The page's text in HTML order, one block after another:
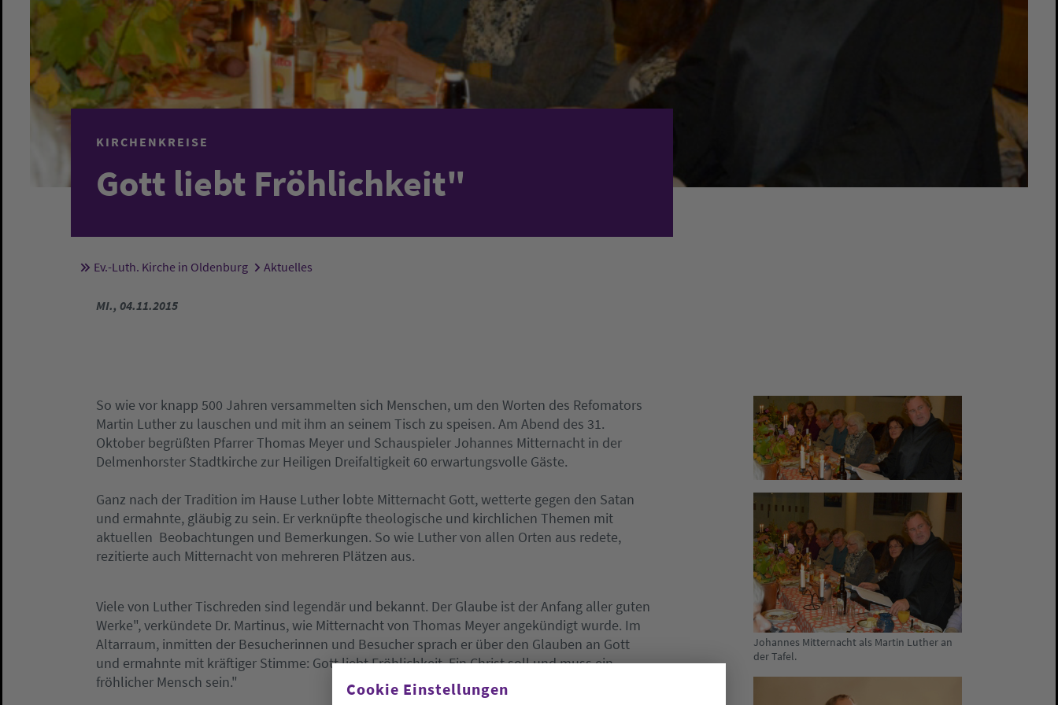
KIRCHENKREISE
Gott liebt Fröhlichkeit"
Sie sind hier:
Ev.-Luth. Kirche in Oldenburg Aktuelles
MI., 04.11.2015
So wie vor knapp 500 Jahren versammelten sich Menschen, um den Worten des Refomators
Martin Luther zu lauschen und mit ihm an seinem Tisch zu speisen. Am Abend des 31.
Oktober begrüßten Pfarrer Thomas Meyer und Schauspieler Johannes Mitternacht in der
Delmenhorster Stadtkirche zur Heiligen Dreifaltigkeit 60 erwartungsvolle Gäste.
Ganz nach der Tradition im Hause Luther lobte Mitternacht Gott, wetterte gegen den Satan
und ermahnte, gläubig zu sein. Er verknüpfte theologische und kirchlichen Themen mit
aktuellen Beobachtungen und Bemerkungen. So wie Luther von allen Orten aus redete,
rezitierte auch Mitternacht von mehreren Plätzen aus.
Viele von Luther Tischreden sind legendär und bekannt. Der Glaube ist der Anfang aller guten
Werke", verkündete Dr. Martinus, wie Mitternacht von Thomas Meyer angekündigt wurde. Im
Altarraum, inmitten der Besucherinnen und Besucher sprach er über den Glauben an Gott
und ermahnte mit kräftiger Stimme: Gott liebt Fröhlichkeit. Ein Christ soll und muss ein
fröhlicher Mensch sein."
Johannes Mitternacht als Martin Luther an
der Tafel.
Cookie Einstellungen